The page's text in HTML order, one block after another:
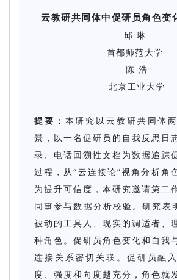
云教研共同体中促研员角色变
邱 琳
首都师范大学
陈 浩
北京工业大学
提要： 本研究以云教研共同体
景，以一名促研员的自我反思日
录、电话回溯性文档为数据追踪
过程，从“云连接论”视角分析角
为提升可信度，本研究邀请第二
同事参与数据分析校验。研究表
被动的工具人、现实的调适者、
种角色。促研员角色变化和自我
连接关系密切关联。促研员融
度、强度和向度越充分，角色就